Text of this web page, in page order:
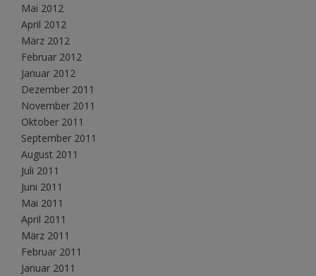
Mai 2012
April 2012
März 2012
Februar 2012
Januar 2012
Dezember 2011
November 2011
Oktober 2011
September 2011
August 2011
Juli 2011
Juni 2011
Mai 2011
April 2011
März 2011
Februar 2011
Januar 2011